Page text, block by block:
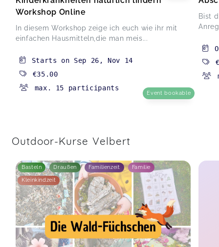
Workshop Online
In diesem Workshop zeige ich euch wie ihr mit
einfachen Hausmitteln,die man meis...
Starts on Sep 26 , Nov 14
€35.00
max. 15 participants
Event bookable
Bist
Outdoor-Kurse Velbert
Basteln Draußen Familienzeit Familie
Kleinkindzeit